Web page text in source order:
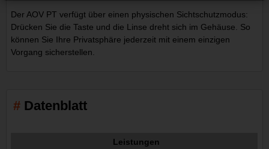
Der AOV PT verfügt über einen physischen Sichtschutzmodus:
Drücken Sie die Taste und die Linse dreht sich im Gehäuse. So
können Sie Ihre Privatsphäre jederzeit mit einem einzigen
Vorgang sicherstellen.
Datenblatt
Leistungen